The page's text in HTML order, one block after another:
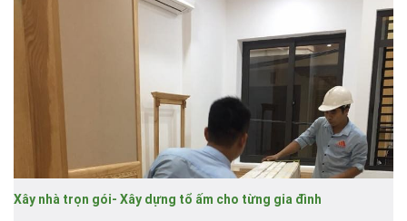
Xây nhà trọn gói- Xây dựng tổ ấm cho từng gia đình